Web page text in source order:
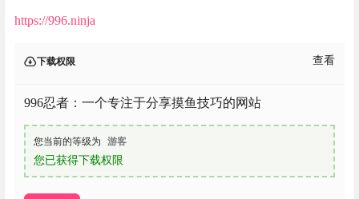
https://996.ninja
下载权限 查看
996忍者：一个专注于分享摸鱼技巧的网站
您当前的等级为 游客
您已获得下载权限